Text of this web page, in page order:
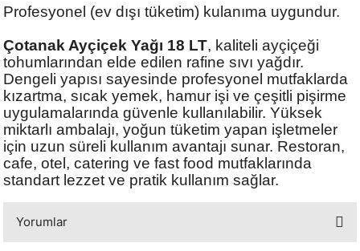
Profesyonel (ev dışı tüketim) kulanıma uygundur.
Çotanak Ayçiçek Yağı 18 LT, kaliteli ayçiçeği
tohumlarından elde edilen rafine sıvı yağdır.
Dengeli yapısı sayesinde profesyonel mutfaklarda
kızartma, sıcak yemek, hamur işi ve çeşitli pişirme
uygulamalarında güvenle kullanılabilir. Yüksek
miktarlı ambalajı, yoğun tüketim yapan işletmeler
için uzun süreli kullanım avantajı sunar. Restoran,
cafe, otel, catering ve fast food mutfaklarında
standart lezzet ve pratik kullanım sağlar.
Yorumlar